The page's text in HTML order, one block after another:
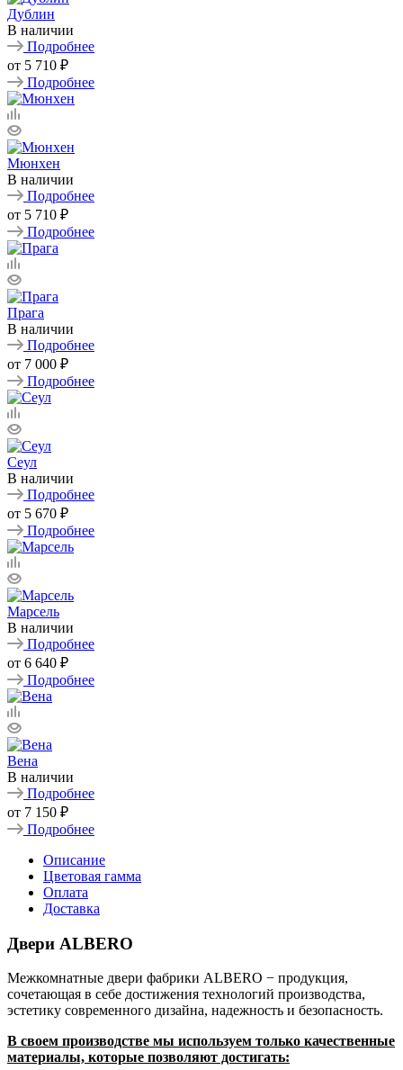
Дублин
В наличии
Подробнее
от 5 710 ₽
Подробнее
Мюнхен
В наличии
Подробнее
от 5 710 ₽
Подробнее
Прага
В наличии
Подробнее
от 7 000 ₽
Подробнее
Сеул
В наличии
Подробнее
от 5 670 ₽
Подробнее
Марсель
В наличии
Подробнее
от 6 640 ₽
Подробнее
Вена
В наличии
Подробнее
от 7 150 ₽
Подробнее
Описание
Цветовая гамма
Оплата
Доставка
Двери ALBERO
Межкомнатные двери фабрики ALBERO − продукция,
сочетающая в себе достижения технологий производства,
эстетику современного дизайна, надежность и безопасность.
В своем производстве мы используем только качественные
материалы, которые позволяют достигать: